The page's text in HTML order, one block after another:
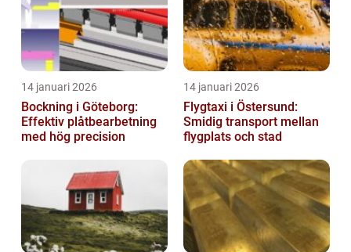
14 januari 2026
Bockning i Göteborg:
Effektiv plåtbearbetning
med hög precision
14 januari 2026
Flygtaxi i Östersund:
Smidig transport mellan
flygplats och stad